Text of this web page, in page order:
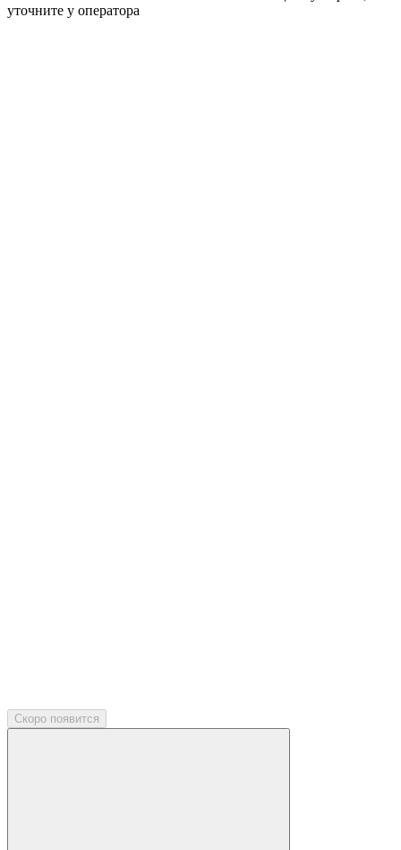
уточните у оператора
Скоро появится